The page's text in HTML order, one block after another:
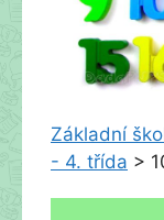
Základní
- 4. třída >